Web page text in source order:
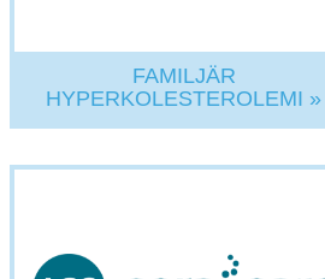
FAMILJÄR
HYPERKOLESTEROLEMI »